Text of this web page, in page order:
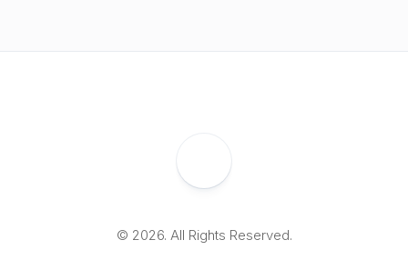
© 2026. All Rights Reserved.